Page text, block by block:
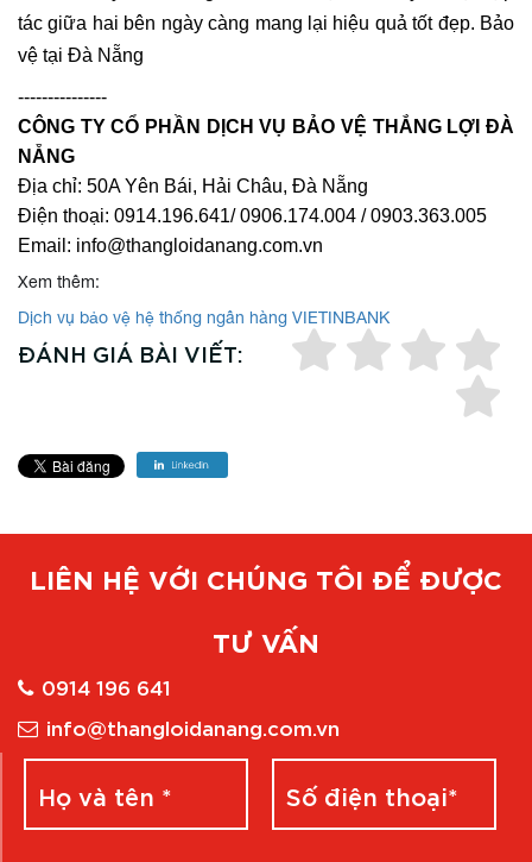
tác giữa hai bên ngày càng mang lại hiệu quả tốt đẹp. Bảo
vệ tại Đà Nẵng
---------------
CÔNG TY CỔ PHẦN DỊCH VỤ BẢO VỆ THẮNG LỢI ĐÀ
NẴNG
Địa chỉ: 50A Yên Bái, Hải Châu, Đà Nẵng
Điện thoại: 0914.196.641/ 0906.174.004 / 0903.363.005
Email: info@thangloidanang.com.vn
Xem thêm:
Dịch vụ bảo vệ hệ thống ngân hàng VIETINBANK
ĐÁNH GIÁ BÀI VIẾT:
LIÊN HỆ VỚI CHÚNG TÔI ĐỂ ĐƯỢC
TƯ VẤN
0914 196 641
info@thangloidanang.com.vn